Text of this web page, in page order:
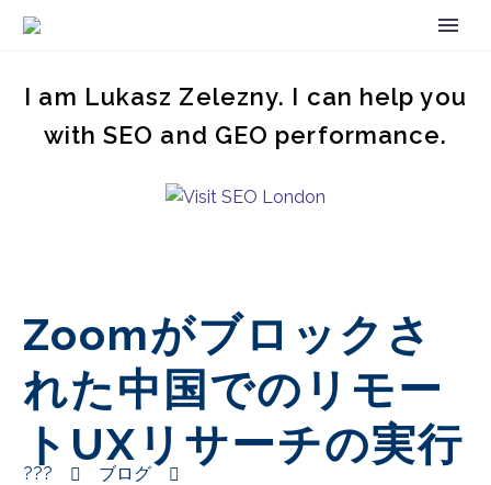
I am Lukasz Zelezny. I can help you
with SEO and GEO performance.
Zoomがブロックさ
れた中国でのリモー
トUXリサーチの実行
???
ブログ